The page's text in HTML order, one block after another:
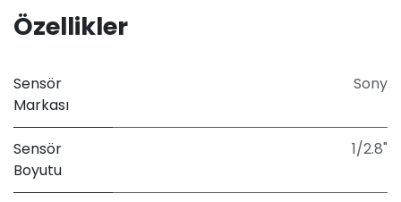
Özellikler
Sensör
Markası
Sony
Sensör
Boyutu
1/2.8"